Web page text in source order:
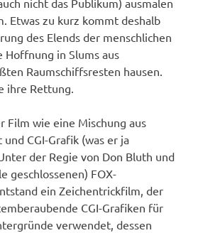
Etwas zu kurz kommt deshalb
des Elends der menschlichen
Hoffnung in Slums aus
Raumschiffsresten hausen.
ihre Rettung.
Film wie eine Mischung aus
CGI-Grafik (was er ja
der Regie von Don Bluth und
geschlossenen) FOX-
ein Zeichentrickfilm, der
CGI-Grafiken für
verwendet, dessen